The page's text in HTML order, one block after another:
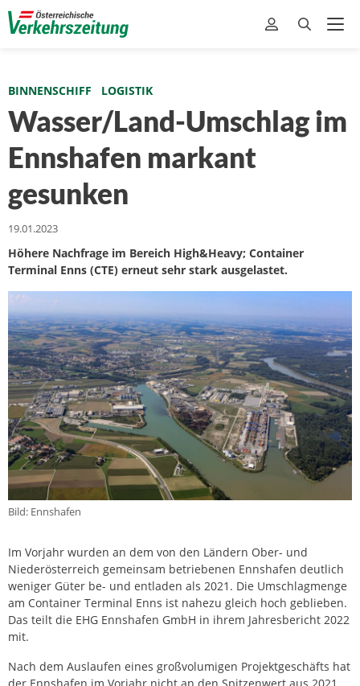
BINNENSCHIFF LOGISTIK
Wasser/Land-Umschlag im
Ennshafen markant
gesunken
19.01.2023
Höhere Nachfrage im Bereich High&Heavy; Container
Terminal Enns (CTE) erneut sehr stark ausgelastet.
Bild: Ennshafen
Im Vorjahr wurden an dem von den Ländern Ober- und
Niederösterreich gemeinsam betriebenen Ennshafen deutlich
weniger Güter be- und entladen als 2021. Die Umschlagmenge
am Container Terminal Enns ist nahezu gleich hoch geblieben.
Das teilt die EHG Ennshafen GmbH in ihrem Jahresbericht 2022
mit.
Nach dem Auslaufen eines großvolumigen Projektgeschäfts hat